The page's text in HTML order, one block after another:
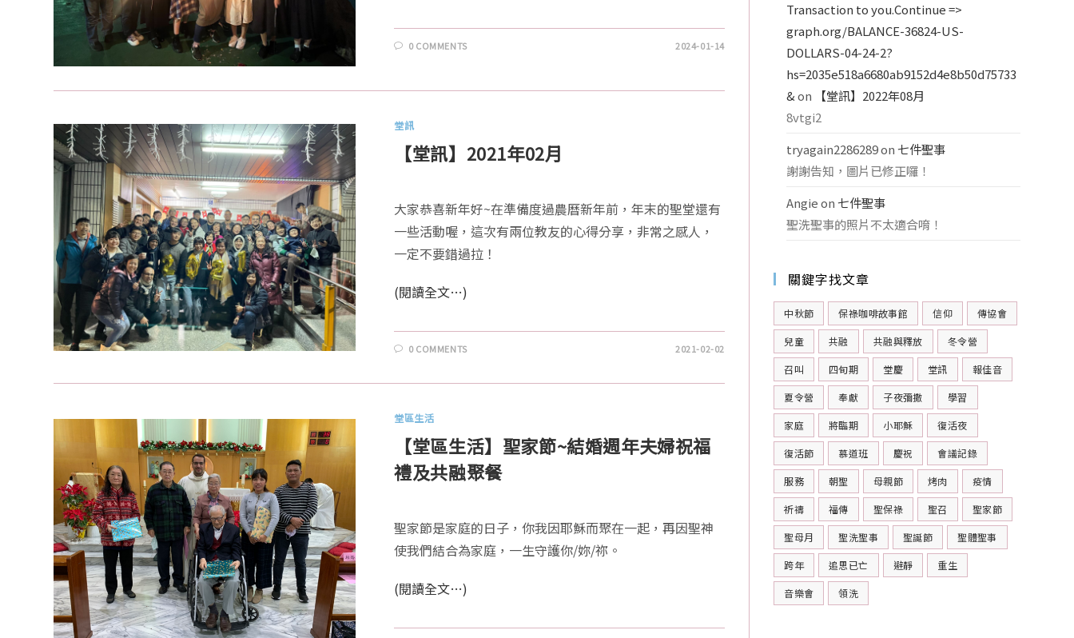
0 COMMENTS 2024-01-14
堂訊
【堂訊】2021年02月
大家恭喜新年好~在準備度過農曆新年前，年末的聖堂還有
一些活動喔，這次有兩位教友的心得分享，非常之感人，
一定不要錯過拉！
(閱讀全文…)
0 COMMENTS 2021-02-02
堂區生活
【堂區生活】聖家節~結婚週年夫婦祝福
禮及共融聚餐
聖家節是家庭的日子，你我因耶穌而聚在一起，再因聖神
使我們結合為家庭，一生守護你/妳/祢。
(閱讀全文…)
Transaction to you.Continue =>
graph.org/BALANCE-36824-US-
DOLLARS-04-24-2?
hs=2035e518a6680ab9152d4e8b50d75733
&on
【堂訊】2022年08月
8vtgi2
tryagain2286289on七件聖事
謝謝告知，圖片已修正囉！
Angieon七件聖事
聖洗聖事的照片不太適合唷！
關鍵字找文章
中秋節 保祿咖啡故事館 信仰 傳協會
兒童 共融 共融與釋放 冬令營
召叫 四旬期 堂慶 堂訊 報佳音
夏令營 奉獻 子夜彌撒 學習
家庭 將臨期 小耶穌 復活夜
復活節 慕道班 慶祝 會議記錄
服務 朝聖 母親節 烤肉 疫情
祈禱 福傳 聖保祿 聖召 聖家節
聖母月 聖洗聖事 聖誕節 聖體聖事
跨年 追思已亡 避靜 重生
音樂會 領洗